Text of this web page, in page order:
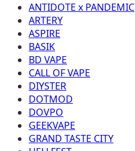
ANTIDOTE x PANDEMIC
ARTERY
ASPIRE
BASIK
BD VAPE
CALL OF VAPE
DIYSTER
DOTMOD
DOVPO
GEEKVAPE
GRAND TASTE CITY